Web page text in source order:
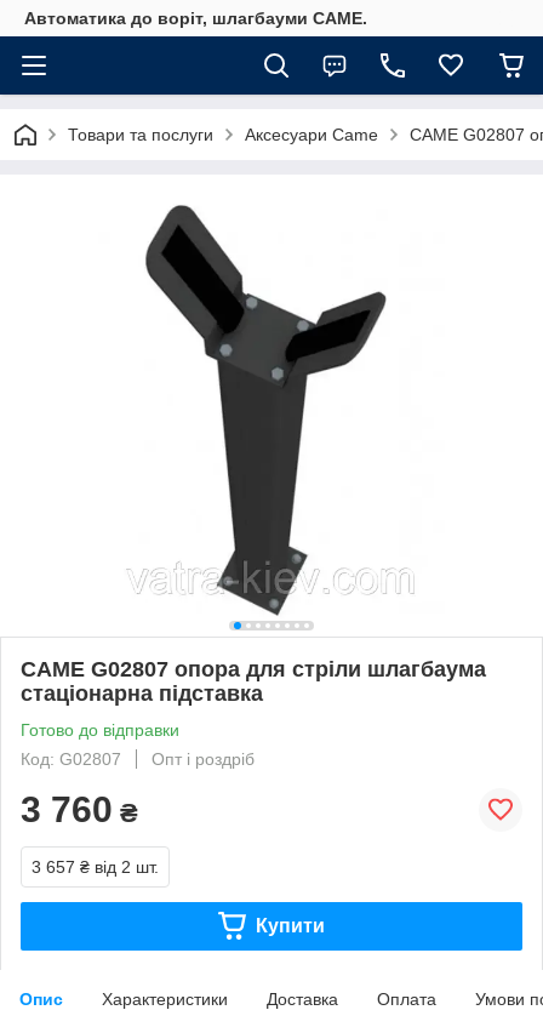
Автоматика до воріт, шлагбауми CAME.
Товари та послуги Аксесуари Came CAME G02807
CAME G02807 опора для стріли шлагбаума
стаціонарна підставка
Готово до відправки
Код: G02807
Опт і роздріб
3 760 ₴
3 657 ₴ від 2 шт.
Купити
Опис Характеристики Доставка Оплата Умови